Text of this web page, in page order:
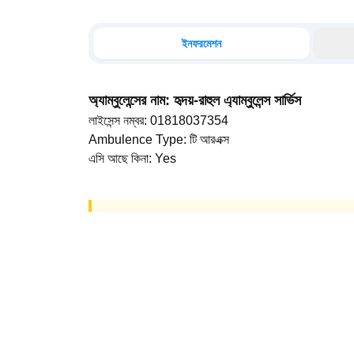
ইনফরমেশন
অ্যাম্বুলেন্সের নাম:হৃদয়-রাহুল এ্যাম্বুলেন্স সার্ভিস
লাইসেন্স নম্বর: 01818037354
Ambulence Type: টি আরএক্স
এসি আছে কিনা: Yes